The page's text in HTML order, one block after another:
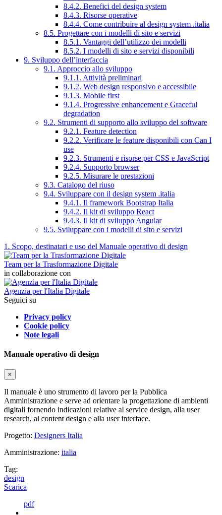
8.4.2. Benefici del design system
8.4.3. Risorse operative
8.4.4. Come contribuire al design system .italia
8.5. Progettare con i modelli di sito e servizi
8.5.1. Vantaggi dell’utilizzo dei modelli
8.5.2. I modelli di sito e servizi disponibili
9. Sviluppo dell’interfaccia
9.1. Approccio allo sviluppo
9.1.1. Attività preliminari
9.1.2. Web design responsivo e accessibile
9.1.3. Mobile first
9.1.4. Progressive enhancement e Graceful
degradation
9.2. Strumenti di supporto allo sviluppo del software
9.2.1. Feature detection
9.2.2. Verificare le feature disponibili con Can I
use
9.2.3. Strumenti e risorse per CSS e JavaScript
9.2.4. Supporto browser
9.2.5. Misurare le prestazioni
9.3. Catalogo del riuso
9.4. Sviluppare con il design system .italia
9.4.1. Il framework Bootstrap Italia
9.4.2. Il kit di sviluppo React
9.4.3. Il kit di sviluppo Angular
9.5. Sviluppare con i modelli di sito e servizi
1. Scopo, destinatari e uso del Manuale operativo di design
Team per la Trasformazione Digitale
in collaborazione con
Agenzia per l'Italia Digitale
Seguici su
Privacy policy
Cookie policy
Note legali
Manuale operativo di design
×
Il manuale è uno strumento di lavoro per la Pubblica
Amministrazione e serve ad orientare la progettazione di ambienti
digitali fornendo indicazioni relative al service design, alla user
research, al content design e alla user interface.
Progetto: Designers Italia
Amministrazione: italia
Tag:
design
Scarica
pdf